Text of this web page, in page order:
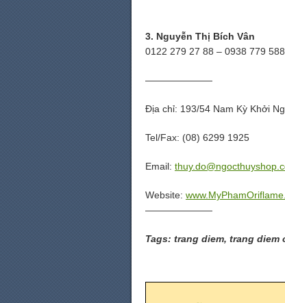
3. Nguyễn Thị Bích Vân
0122 279 27 88 – 0938 779 588
———————
Địa chỉ: 193/54 Nam Kỳ Khởi
Tel/Fax: (08) 6299 1925
Email:
Website:
———————
Tags: trang diem, trang